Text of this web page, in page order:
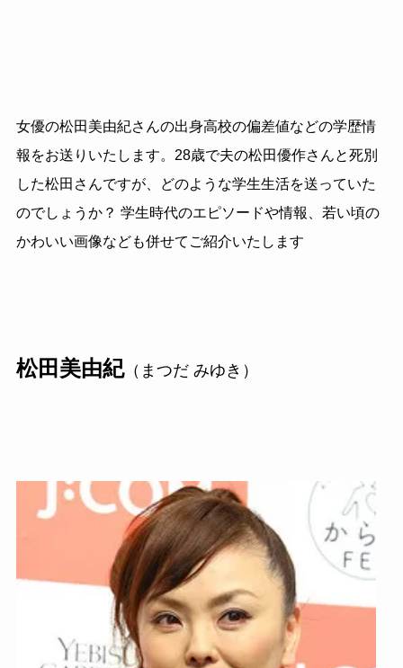
女優の松田美由紀さんの出身高校の偏差値などの学歴情
報をお送りいたします。28歳で夫の松田優作さんと死別
した松田さんですが、どのような学生生活を送っていた
のでしょうか？ 学生時代のエピソードや情報、若い頃の
かわいい画像なども併せてご紹介いたします
松田美由紀（まつだ みゆき）